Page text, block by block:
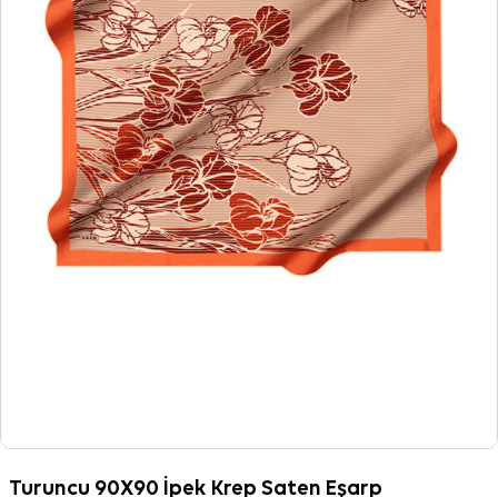
Turuncu 90X90 İpek Krep Saten Eşarp